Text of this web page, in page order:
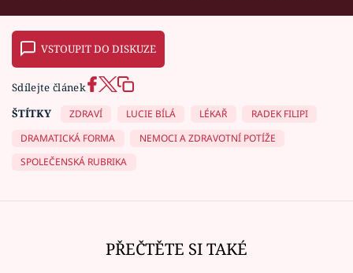
VSTOUPIT DO DISKUZE
Sdílejte článek
ŠTÍTKY
ZDRAVÍ LUCIE BÍLÁ LÉKAŘ
RADEK FILIPI
DRAMATICKÁ FORMA
NEMOCI A ZDRAVOTNÍ POTÍŽE
SPOLEČENSKÁ RUBRIKA
PŘEČTĚTE SI TAKÉ